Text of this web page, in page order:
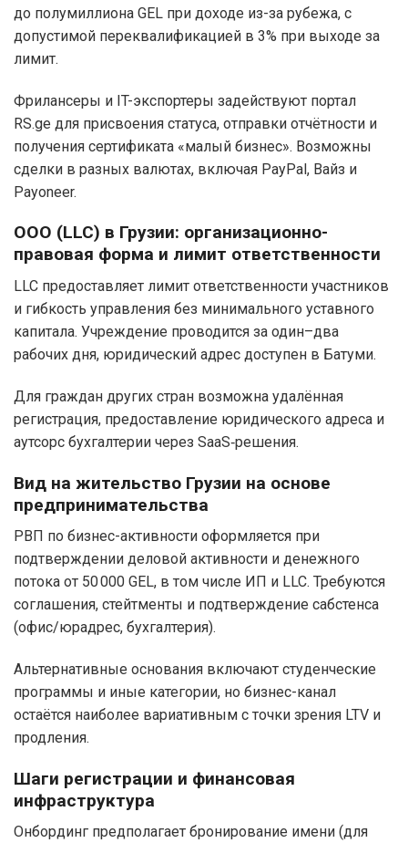
до полумиллиона GEL при доходе из-за рубежа, с
допустимой переквалификацией в 3% при выходе за
лимит.
Фрилансеры и IT-экспортеры задействуют портал
RS.ge для присвоения статуса, отправки отчётности и
получения сертификата «малый бизнес». Возможны
сделки в разных валютах, включая PayPal, Вайз и
Payoneer.
ООО (LLC) в Грузии: организационно-
правовая форма и лимит ответственности
LLC предоставляет лимит ответственности участников
и гибкость управления без минимального уставного
капитала. Учреждение проводится за один–два
рабочих дня, юридический адрес доступен в Батуми.
Для граждан других стран возможна удалённая
регистрация, предоставление юридического адреса и
аутсорс бухгалтерии через SaaS‑решения.
Вид на жительство Грузии на основе
предпринимательства
РВП по бизнес-активности оформляется при
подтверждении деловой активности и денежного
потока от 50 000 GEL, в том числе ИП и LLC. Требуются
соглашения, стейтменты и подтверждение сабстенса
(офис/юрадрес, бухгалтерия).
Альтернативные основания включают студенческие
программы и иные категории, но бизнес-канал
остаётся наиболее вариативным с точки зрения LTV и
продления.
Шаги регистрации и финансовая
инфраструктура
Онбординг предполагает бронирование имени (для